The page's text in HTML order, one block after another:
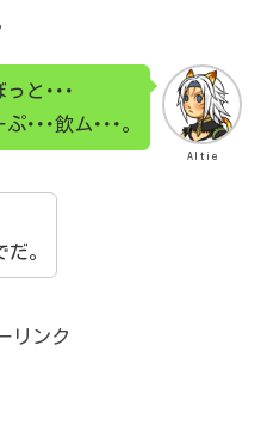
Altie
っと･･･
ぷ･･･飲ム･･･。
だ。
リンク